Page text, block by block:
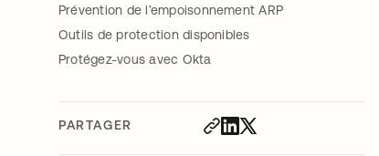
Prévention de l’empoisonnement ARP
Outils de protection disponibles
Protégez-vous avec Okta
PARTAGER